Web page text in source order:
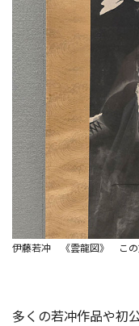
伊藤若冲 《雲龍図》 この
多くの若冲作品や初